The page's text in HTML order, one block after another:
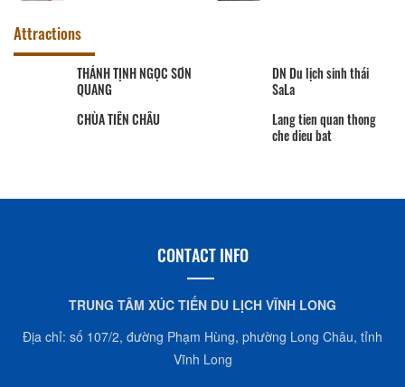
Attractions
THÁNH TỊNH NGỌC SƠN
QUANG
DN Du lịch sinh thái
SaLa
CHÙA TIÊN CHÂU
Lang tien quan thong
che dieu bat
CONTACT INFO
TRUNG TÂM XÚC TIẾN DU LỊCH VĨNH LONG
Địa chỉ: số 107/2, đường Phạm Hùng, phường Long Châu, tỉnh
Vĩnh Long